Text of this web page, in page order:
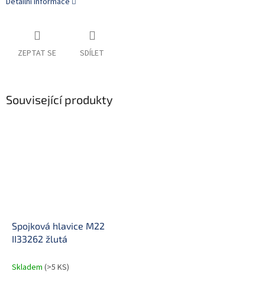
ZEPTAT SE SDÍLET
Související produkty
Spojková hlavice M22
II33262 žlutá
Skladem (>5 KS)